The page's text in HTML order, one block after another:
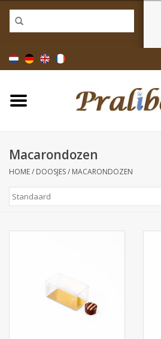
Home
Doosjes
Linten & decoratie
Geschenkartikelen
Macarondozen
HOME/ DOOSJES/ MACARONDOZEN